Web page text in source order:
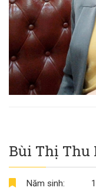
Bùi Thị Thu
Năm sinh: